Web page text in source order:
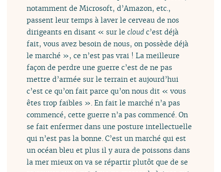
notamment de Microsoft, d’Amazon, etc.,
passent leur temps à laver le cerveau de nos
dirigeants en disant « sur lecloud c’est déjà
fait, vous avez besoin de nous, on possède déjà
le marché », ce n’est pas vrai ! La meilleure
façon de perdre une guerre c’est de ne pas
mettre d’armée sur le terrain et aujourd’hui
c’est ce qu’on fait parce qu’on nous dit « vous
êtes trop faibles ». En fait le marché n’a pas
commencé, cette guerre n’a pas commencé. On
se fait enfermer dans une posture intellectuelle
qui n’est pas la bonne. C’est un marché qui est
un océan bleu et plus il y aura de poissons dans
la mer mieux on va se répartir plutôt que de se